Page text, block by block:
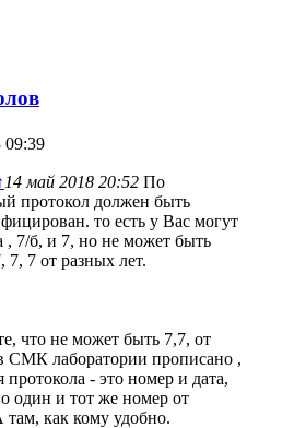
09:39
14 май 2018 20:52 По
протокол должен быть
то есть у Вас могут
, 7/б, и 7, но не может быть
7 от разных лет.
что не может быть 7,7, от
СМК лаборатории прописано ,
- это номер и дата,
один и тот же номер от
там, как кому удобно.